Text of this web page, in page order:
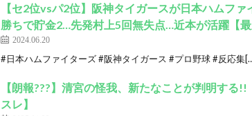
【セ2位vsパ2位】阪神タイガースが日本ハムフ
勝ちで貯金2…先発村上5回無失点…近本が活躍【
2024.06.20
#日本ハムファイターズ #阪神タイガース #プロ野球 #反応集
【朗報???】清宮の怪我、新たなことが判明する
スレ】